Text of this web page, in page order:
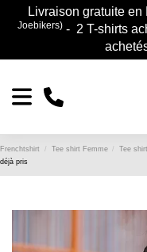
Livraison gratuite
Joebikers) - 2 T-shirts
Frenchtshirt Tee shirt Femme Tee
déjà pris